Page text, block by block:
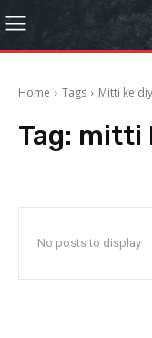
Home Tags Mitti ke
Tag: mitti
No posts to display